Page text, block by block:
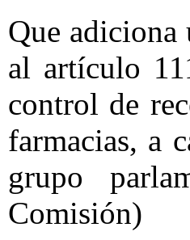
Que
al artículo
control de
farmacias, a
grupo
Comisión)